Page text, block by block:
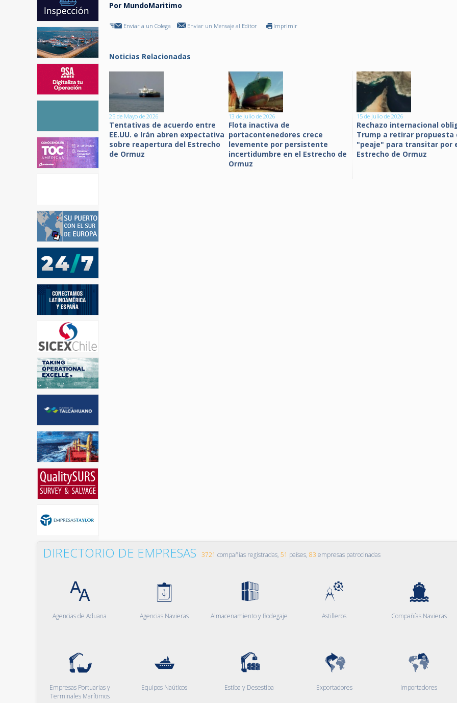
Por MundoMaritimo
Enviar a un Colega Enviar un Mensaje al Editor Imprimir
Noticias Relacionadas
25 de Mayo de 2026
Tentativas de acuerdo entre
EE.UU. e Irán abren expectativa
sobre reapertura del Estrecho
de Ormuz
13 de Julio de 2026
Flota inactiva de
portacontenedores crece
levemente por persistente
incertidumbre en el Estrecho de
Ormuz
15 de Julio de 2026
Rechazo internacional
Trump a retirar propuesta
"peaje" para transitar por
Estrecho de Ormuz
DIRECTORIO DE EMPRESAS 3721 compañías registradas, 51 países, 83 empresas patrocinadas
Agencias de Aduana Agencias Navieras Almacenamiento y Bodegaje Astilleros Compañías Navieras
Empresas Portuarias y
Terminales Marítimos
Equipos Naúticos Estiba y Desestiba Exportadores Importadores